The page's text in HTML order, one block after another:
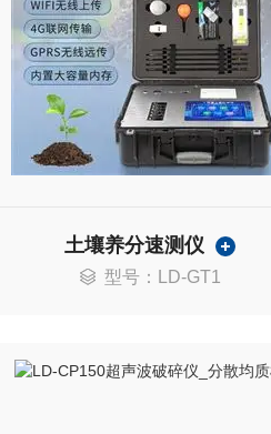
土壤养分速测仪
型号：LD-GT1